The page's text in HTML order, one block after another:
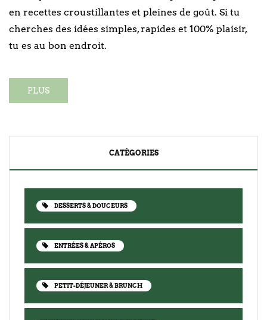
en recettes croustillantes et pleines de goût. Si tu
cherches des idées simples, rapides et 100% plaisir,
tu es au bon endroit.
PLUS
CATÉGORIES
DESSERTS & DOUCEURS
ENTRÉES & APÉROS
PETIT-DÉJEUNER & BRUNCH